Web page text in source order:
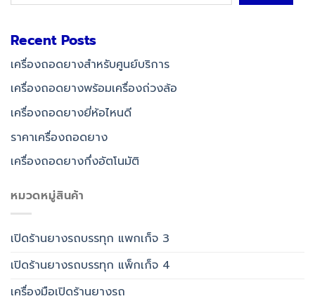
Recent Posts
เครื่องถอดยางสำหรับศูนย์บริการ
เครื่องถอดยางพร้อมเครื่องถ่วงล้อ
เครื่องถอดยางยี่ห้อไหนดี
ราคาเครื่องถอดยาง
เครื่องถอดยางกึ่งอัตโนมัติ
หมวดหมู่สินค้า
เปิดร้านยางรถบรรทุก แพกเก็จ 3
เปิดร้านยางรถบรรทุก แพ็กเก็จ 4
เครื่องมือเปิดร้านยางรถ